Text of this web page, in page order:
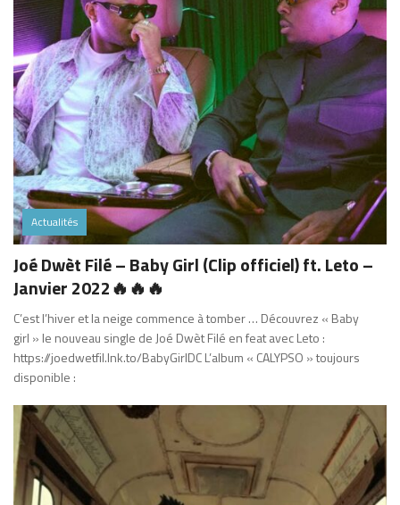
Actualités
Joé Dwèt Filé – Baby Girl (Clip officiel) ft. Leto –
Janvier 2022🔥🔥🔥
C’est l’hiver et la neige commence à tomber … Découvrez « Baby
girl » le nouveau single de Joé Dwèt Filé en feat avec Leto :
https://joedwetfil.lnk.to/BabyGirlDC L’album « CALYPSO » toujours
disponible :